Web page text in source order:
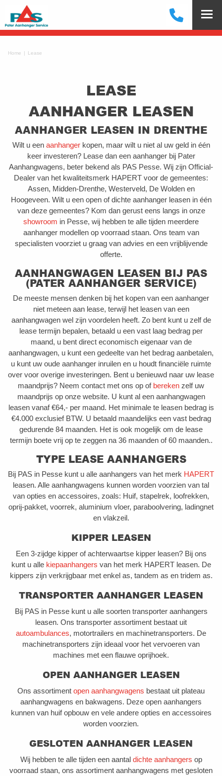
Home Lease
LEASE
AANHANGER LEASEN
AANHANGER LEASEN IN DRENTHE
Wilt u een aanhanger kopen, maar wilt u niet al uw geld in één
keer investeren? Lease dan een aanhanger bij Pater
Aanhangwagens, beter bekend als PAS Pesse. Wij zijn Official-
Dealer van het kwaliteitsmerk HAPERT voor de gemeentes:
Assen, Midden-Drenthe, Westerveld, De Wolden en
Hoogeveen. Wilt u een open of dichte aanhanger leasen in één
van deze gemeentes? Kom dan gerust eens langs in onze
showroom in Pesse, wij hebben te alle tijden meerdere
aanhanger modellen op voorraad staan. Ons team van
specialisten voorziet u graag van advies en een vrijblijvende
offerte.
AANHANGWAGEN LEASEN BIJ PAS
(PATER AANHANGER SERVICE)
De meeste mensen denken bij het kopen van een aanhanger
niet meteen aan lease, terwijl het leasen van een
aanhangwagen wel zijn voordelen heeft. Zo bent kunt u zelf de
lease termijn bepalen, betaald u een vast laag bedrag per
maand, u bent direct economisch eigenaar van de
aanhangwagen, u kunt een gedeelte van het bedrag aanbetalen,
u kunt uw oude aanhanger inruilen en u houdt financiële ruimte
over voor overige investeringen. Bent u benieuwd naar uw lease
maandprijs? Neem contact met ons op of bereken zelf uw
maandprijs op onze website. U kunt al een aanhangwagen
leasen vanaf €64,- per maand. Het minimale te leasen bedrag is
€4.000 exclusief BTW. U betaald maandelijks een vast bedrag
gedurende 84 maanden. Het is ook mogelijk om de lease
termijn boete vrij op te zeggen na 36 maanden of 60 maanden..
TYPE LEASE AANHANGERS
Bij PAS in Pesse kunt u alle aanhangers van het merk HAPERT
leasen. Alle aanhangwagens kunnen worden voorzien van tal
van opties en accessoires, zoals: Huif, stapelrek, loofrekken,
oprij-pakket, voorrek, aluminium vloer, paraboolvering, ladingnet
en vlakzeil.
KIPPER LEASEN
Een 3-zijdge kipper of achterwaartse kipper leasen? Bij ons
kunt u alle kiepaanhangers van het merk HAPERT leasen. De
kippers zijn verkrijgbaar met enkel as, tandem as en tridem as.
TRANSPORTER AANHANGER LEASEN
Bij PAS in Pesse kunt u alle soorten transporter aanhangers
leasen. Ons transporter assortiment bestaat uit
autoambulances, motortrailers en machinetransporters. De
machinetransporters zijn ideaal voor het vervoeren van
machines met een flauwe oprijhoek.
OPEN AANHANGER LEASEN
Ons assortiment open aanhangwagens bestaat uit plateau
aanhangwagens en bakwagens. Deze open aanhangers
kunnen van huif opbouw en vele andere opties en accessoires
worden voorzien.
GESLOTEN AANHANGER LEASEN
Wij hebben te alle tijden een aantal dichte aanhangers op
voorraad staan, ons assortiment aanhangwagens met gesloten